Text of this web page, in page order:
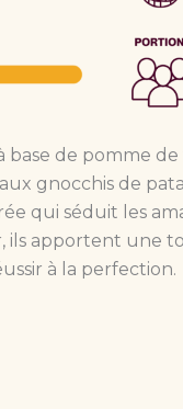
base de pomme
gnocchis de
qui séduit les
ils apportent une
à la perfection.